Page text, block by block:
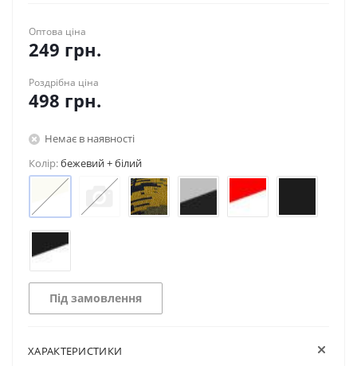
Оптова ціна
249 грн.
Роздрібна ціна
498 грн.
Немає в наявності
Колір:бежевий + білий
Під замовлення
ХАРАКТЕРИСТИКИ